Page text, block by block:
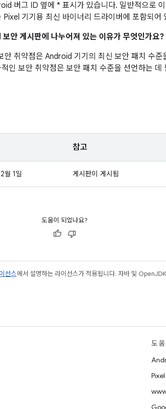
버그 ID 옆에 * 표시가 있습니다. 일반적으로
Pixel 기기용 최신 바이너리 드라이버에 포함되어
안 게시판에 나누어져 있는 이유가 무엇인가요?
취약점은 Android 기기의 최신 보안 패치 수준
인 보안 취약점은 보안 패치 수준을 선언하는 데
참고
월 1일 게시판이 게시됨
도움이 되었나요?
선스에서 설명하는 라이선스가 적용됩니다. 자바 및
도